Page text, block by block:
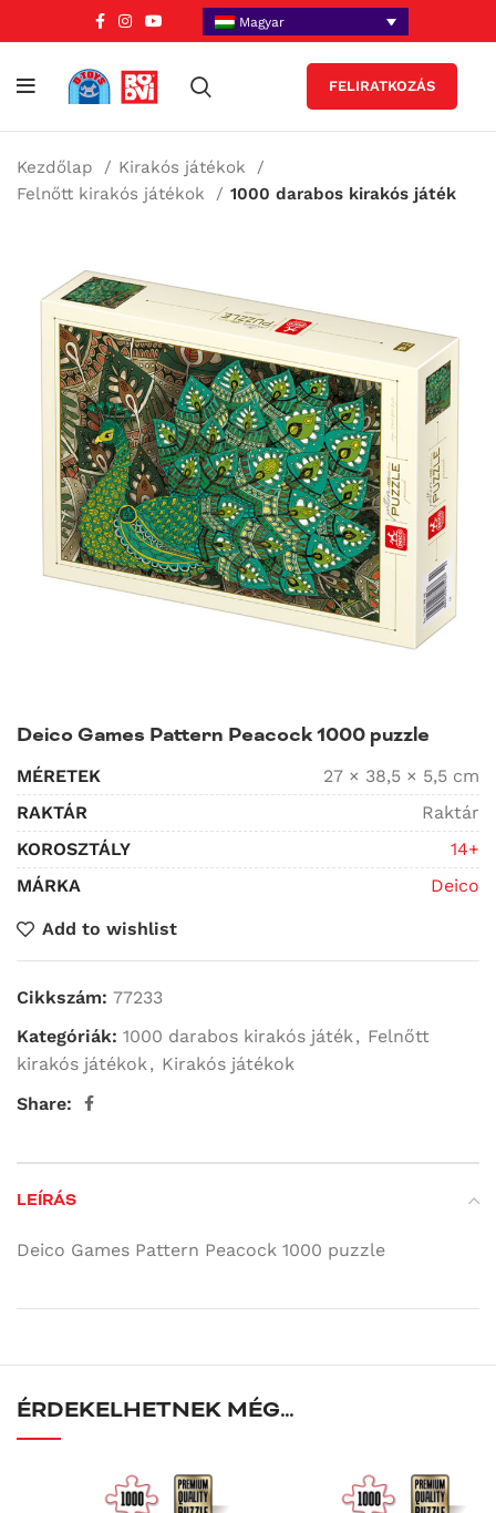
Magyar
FELIRATKOZÁS
Kezdőlap
Kirakós játékok
Felnőtt kirakós játékok
1000 darabos kirakós játék
Deico Games Pattern Peacock 1000 puzzle
MÉRETEK
27 × 38,5 × 5,5 cm
RAKTÁR
Raktár
KOROSZTÁLY
14+
MÁRKA
Deico
Add to wishlist
Cikkszám: 77233
Kategóriák: 1000 darabos kirakós játék, Felnőtt
kirakós játékok, Kirakós játékok
Share:
LEÍRÁS
Deico Games Pattern Peacock 1000 puzzle
ÉRDEKELHETNEK MÉG…